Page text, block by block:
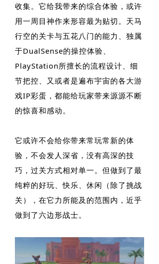
收集。它给我带来的综合体验，或许
用一周目神作来形容最为贴切。天马
行空的关卡与五花八门的能力、独属
于DualSense的操控体验、
PlayStation所擅长的流程设计、细
节把控、又或者是遍布宇宙的各大游
戏IP彩蛋，都能给玩家带来源源不断
的惊喜和感动。
它或许不会给你带来常玩常新的体
验，不会发人深省，没有高深的技
巧，过关方式相对单一。但做到了最
纯粹的好玩、快乐、休闲（除了挑战
关），在它力所能及的范围内，近乎
做到了六边形战士。